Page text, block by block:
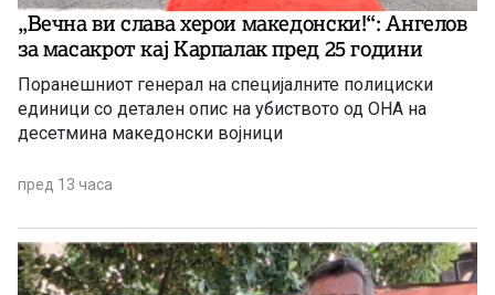
„Вечна ви слава херои македонски!“: Ангелов
за масакрот кај Карпалак пред 25 години
Поранешниот генерал на специјалните полициски
единици со детален опис на убиството од ОНА на
десетмина македонски војници
пред 13 часа